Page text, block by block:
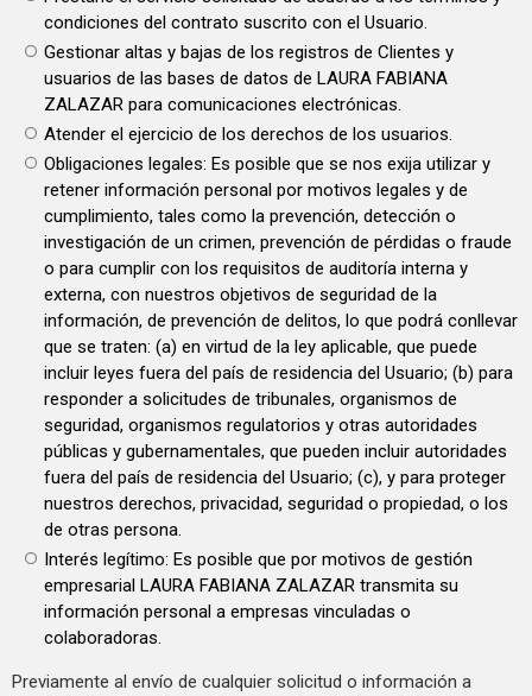
condiciones del contrato suscrito con el Usuario.
Gestionar altas y bajas de los registros de Clientes y
usuarios de las bases de datos de LAURA FABIANA
ZALAZAR para comunicaciones electrónicas.
Atender el ejercicio de los derechos de los usuarios.
Obligaciones legales: Es posible que se nos exija utilizar y
retener información personal por motivos legales y de
cumplimiento, tales como la prevención, detección o
investigación de un crimen, prevención de pérdidas o fraude
o para cumplir con los requisitos de auditoría interna y
externa, con nuestros objetivos de seguridad de la
información, de prevención de delitos, lo que podrá conllevar
que se traten: (a) en virtud de la ley aplicable, que puede
incluir leyes fuera del país de residencia del Usuario; (b) para
responder a solicitudes de tribunales, organismos de
seguridad, organismos regulatorios y otras autoridades
públicas y gubernamentales, que pueden incluir autoridades
fuera del país de residencia del Usuario; (c), y para proteger
nuestros derechos, privacidad, seguridad o propiedad, o los
de otras persona.
Interés legítimo: Es posible que por motivos de gestión
empresarial LAURA FABIANA ZALAZAR transmita su
información personal a empresas vinculadas o
colaboradoras.
Previamente al envío de cualquier solicitud o información a